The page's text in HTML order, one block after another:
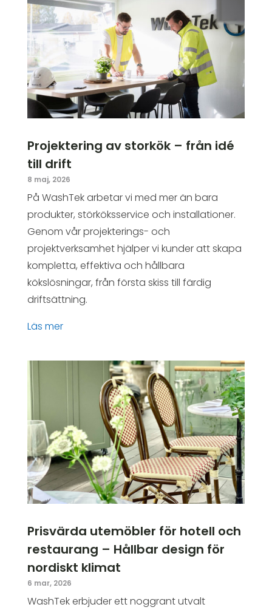
Projektering av storkök – från idé
till drift
8 maj, 2026
På WashTek arbetar vi med mer än bara
produkter, störköksservice och installationer.
Genom vår projekterings- och
projektverksamhet hjälper vi kunder att skapa
kompletta, effektiva och hållbara
kökslösningar, från första skiss till färdig
driftsättning.
läs mer
Prisvärda utemöbler för hotell och
restaurang – Hållbar design för
nordiskt klimat
6 mar, 2026
WashTek erbjuder ett noggrant utvalt